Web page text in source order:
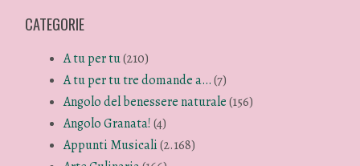
CATEGORIE
A tu per tu(210)
A tu per tu tre domande a…(7)
Angolo del benessere naturale(156)
Angolo Granata!(4)
Appunti Musicali(2.168)